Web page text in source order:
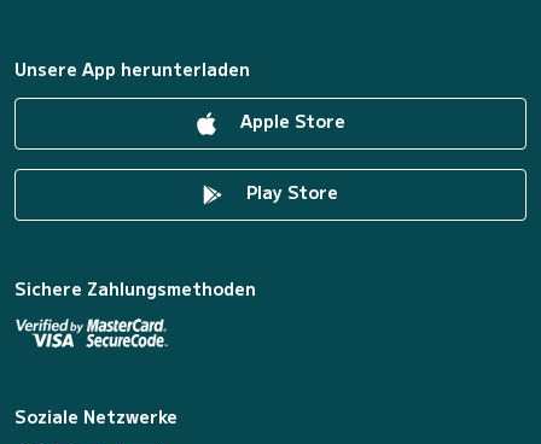
Unsere App herunterladen
Apple Store
Play Store
Sichere Zahlungsmethoden
Soziale Netzwerke